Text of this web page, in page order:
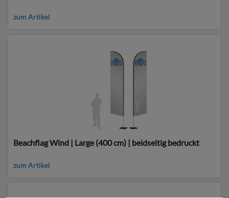
zum Artikel
Beachflag Wind | Large (400 cm) | beidseitig bedruckt
zum Artikel